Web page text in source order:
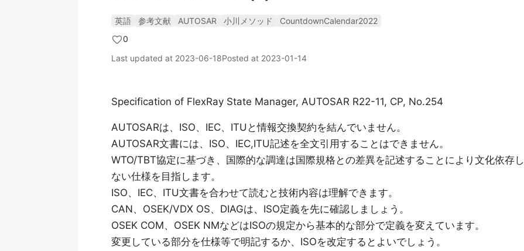
英語 参考文献 AUTOSAR 小川メソッド
CountdownCalendar2022
0
Last updated at 2023-06-18Posted at 2023-01-14
Specification of FlexRay State Manager, AUTOSAR R22-11, CP, No.254
AUTOSARは、ISO、IEC、ITUと情報交換契約を結んでいません。
AUTOSAR文書には、ISO、IEC,ITU記述を全文引用することはできません。
WTO/TBT協定に基づき、国際的な調達は国際規格との差異を記述することにより文化依存し
ない仕様を目指します。
ISO、IEC、ITU文書を合わせて読むと技術内容は理解できます。
CAN、OSEK/VDX OS、DIAGは、ISO定義を先に確認しましょう。
OSEK COM、OSEK NMなどはISOの規定から基本的な部分で定義を変えています。
変更している部分を仕様等で明記するか、ISOを改定するとよいでしょう。